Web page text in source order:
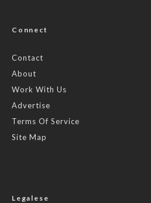
Connect
Contact
About
Work With Us
Advertise
Terms Of Service
Site Map
Legalese